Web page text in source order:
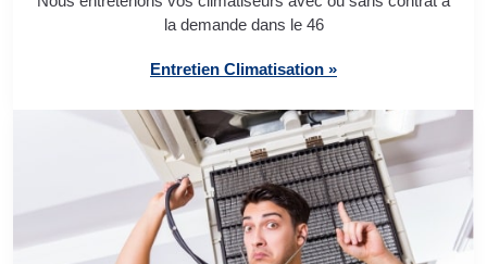
la demande dans le 46
Entretien Climatisation »